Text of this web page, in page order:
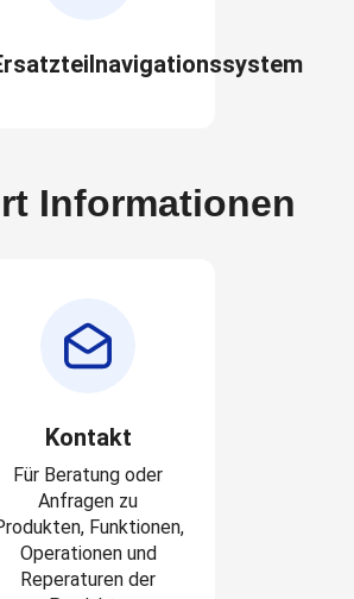
Informationen
Kontakt
Für Beratung oder
Anfragen zu
Funktionen,
Operationen und
Reperaturen der